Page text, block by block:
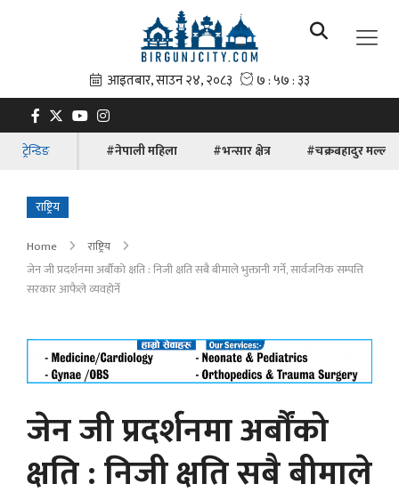
ट्रेन्डिङ #नेपाली महिला #भन्सार क्षेत्र #चक्रबहादुर मल्ल
राष्ट्रिय
Home
राष्ट्रिय
जेन जी प्रदर्शनमा अर्बौंको क्षति : निजी क्षति सबै बीमाले भुक्तानी गर्ने, सार्वजनिक सम्पत्ति
सरकार आफैले व्यवहोर्ने
जेन जी प्रदर्शनमा अर्बौंको
क्षति : निजी क्षति सबै बीमाले